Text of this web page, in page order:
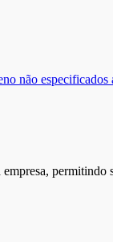
não especificados
permitindo